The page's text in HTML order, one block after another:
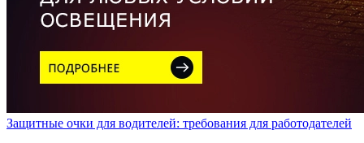
Защитные очки для водителей: требования для работодателей